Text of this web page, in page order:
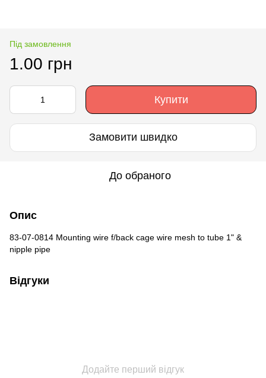
Під замовлення
1.00 грн
Купити
Замовити швидко
До обраного
Опис
83-07-0814 Mounting wire f/back cage wire mesh to tube 1" &
nipple pipe
Відгуки
Додайте перший відгук